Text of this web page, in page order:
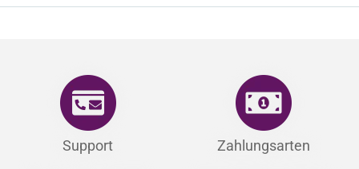
Support Zahlungsarten